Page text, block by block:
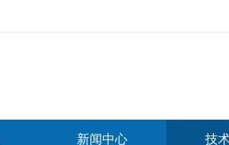
新闻中心 技